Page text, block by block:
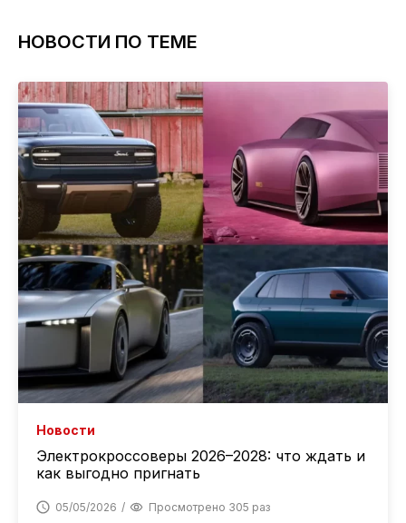
НОВОСТИ ПО ТЕМЕ
Новости
Электрокроссоверы 2026–2028: что ждать и
как выгодно пригнать
05/05/2026 Просмотрено 305 раз